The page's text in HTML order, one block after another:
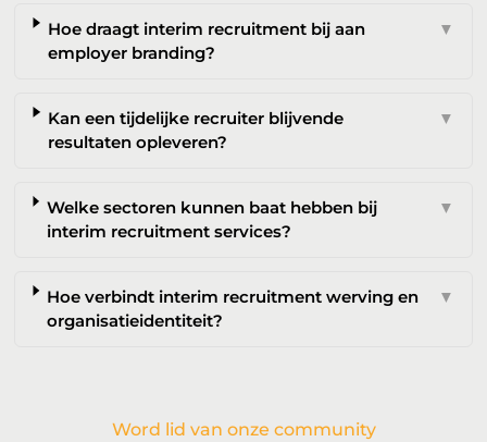
Hoe draagt interim recruitment bij aan
employer branding?
▼
Kan een tijdelijke recruiter blijvende
resultaten opleveren?
▼
Welke sectoren kunnen baat hebben bij
interim recruitment services?
▼
Hoe verbindt interim recruitment werving en
organisatieidentiteit?
▼
Word lid van onze community